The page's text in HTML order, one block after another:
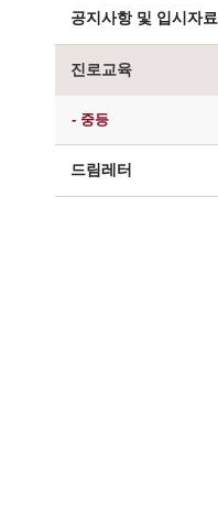
공지사항 및 입시자료
진로교육
- 중등
드림레터